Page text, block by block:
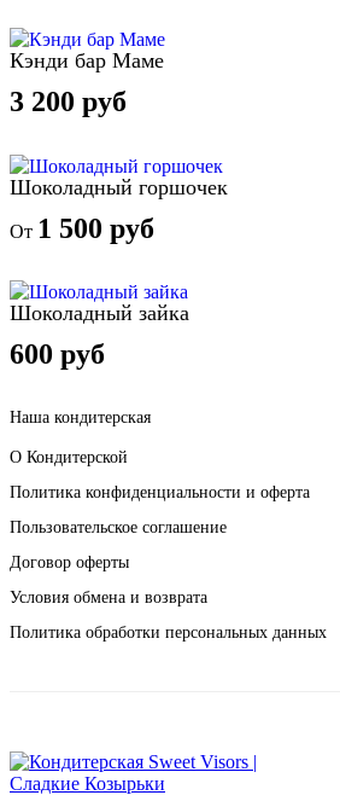
Кэнди бар Маме
3 200 руб
Шоколадный горшочек
От 1 500 руб
Шоколадный зайка
600 руб
Наша кондитерская
О Кондитерской
Политика конфиденциальности и оферта
Пользовательское соглашение
Договор оферты
Условия обмена и возврата
Политика обработки персональных данных